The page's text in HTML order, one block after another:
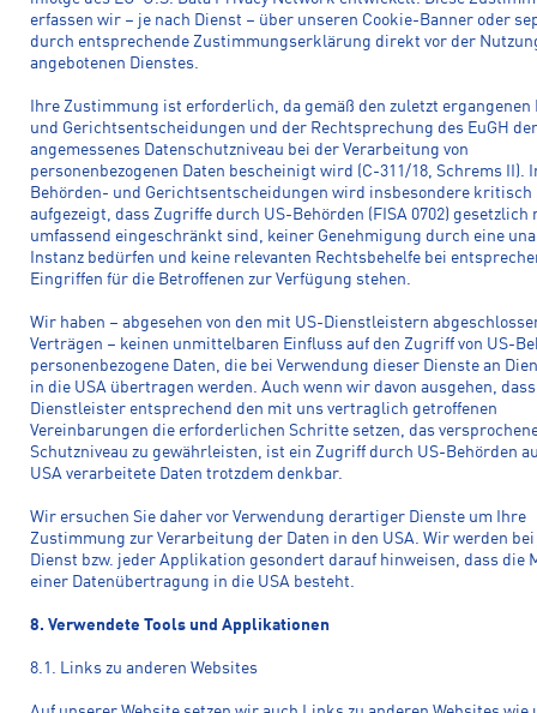
erfassen wir – je nach Dienst – über unseren Cookie-Banner oder
durch entsprechende Zustimmungserklärung direkt vor der
angebotenen Dienstes.
Ihre Zustimmung ist erforderlich, da gemäß den zuletzt ergangenen
und Gerichtsentscheidungen und der Rechtsprechung des EuGH
angemessenes Datenschutzniveau bei der Verarbeitung von
personenbezogenen Daten bescheinigt wird (C-311/18, Schrems II).
Behörden- und Gerichtsentscheidungen wird insbesondere kritisch
aufgezeigt, dass Zugriffe durch US-Behörden (FISA 0702) gesetzlich
umfassend eingeschränkt sind, keiner Genehmigung durch eine
Instanz bedürfen und keine relevanten Rechtsbehelfe bei
Eingriffen für die Betroffenen zur Verfügung stehen.
Wir haben – abgesehen von den mit US-Dienstleistern
Verträgen – keinen unmittelbaren Einfluss auf den Zugriff von US-
personenbezogene Daten, die bei Verwendung dieser Dienste an
in die USA übertragen werden. Auch wenn wir davon ausgehen,
Dienstleister entsprechend den mit uns vertraglich getroffenen
Vereinbarungen die erforderlichen Schritte setzen, das
Schutzniveau zu gewährleisten, ist ein Zugriff durch US-Behörden
USA verarbeitete Daten trotzdem denkbar.
Wir ersuchen Sie daher vor Verwendung derartiger Dienste um Ihre
Zustimmung zur Verarbeitung der Daten in den USA. Wir werden
Dienst bzw. jeder Applikation gesondert darauf hinweisen, dass die
einer Datenübertragung in die USA besteht.
8. Verwendete Tools und Applikationen
8.1. Links zu anderen Websites